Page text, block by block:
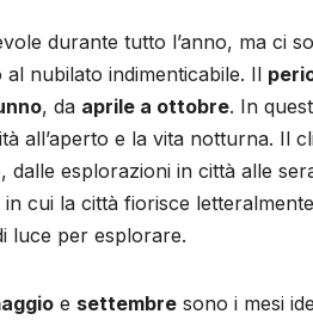
durante tutto l’anno, ma ci
nubilato indimenticabile. Il
, da aprile a ottobre. In
all’aperto e la vita notturna. Il
dalle esplorazioni in città alle
cui la città fiorisce
luce per esplorare.
e settembre sono i mesi